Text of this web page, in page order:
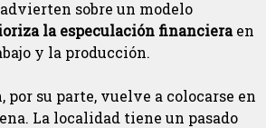
sobre un modelo
la especulación financieraen
y la producción.
su parte, vuelve a colocarse en
La localidad tiene un pasado